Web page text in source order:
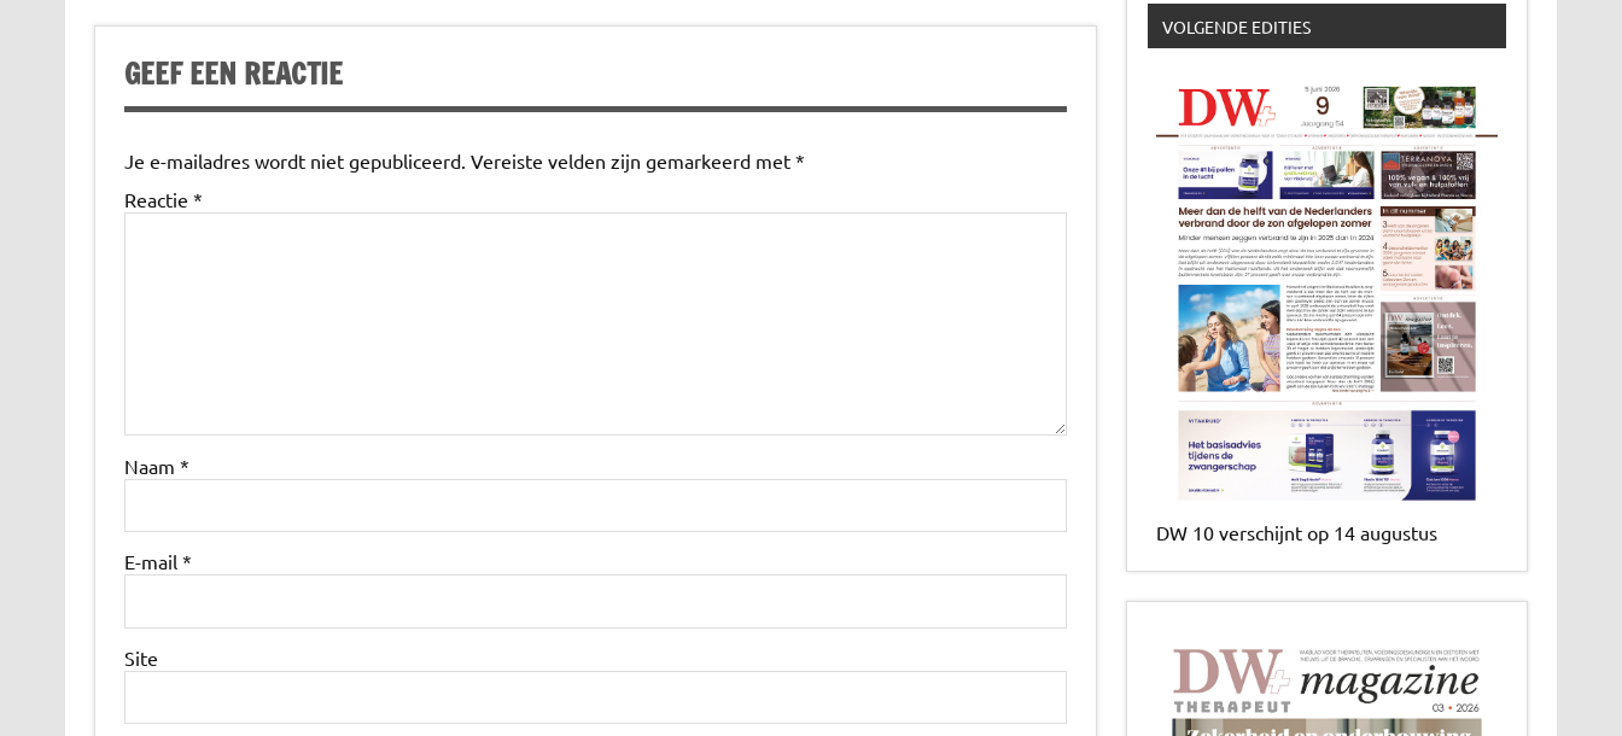
GEEF EEN REACTIE
Je e-mailadres wordt niet gepubliceerd. Vereiste velden zijn gemarkeerd met *
Reactie *
Naam *
E-mail *
Site
VOLGENDE EDITIES
DW 10 verschijnt op 14 augustus